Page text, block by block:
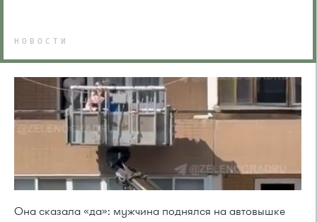
НОВОСТИ
Она сказала «да»: мужчина поднялся на автовышке